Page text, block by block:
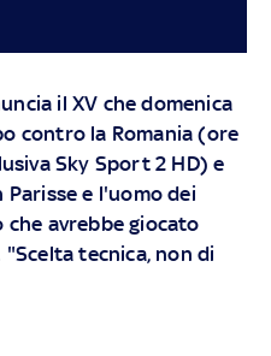
il XV che domenica
contro la Romania (ore
Sky Sport 2 HD) e
e l'uomo dei
che avrebbe giocato
tecnica, non di